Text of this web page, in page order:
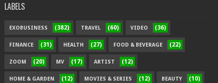
LABELS
EXOBUSINESS (382) TRAVEL (60) VIDEO (36)
FINANCE (31) HEALTH (27) FOOD & BEVERAGE (22)
ZOOM (20) MV (17) ARTIST (12)
HOME & GARDEN (12) MOVIES & SERIES (12) BEAUTY (10)